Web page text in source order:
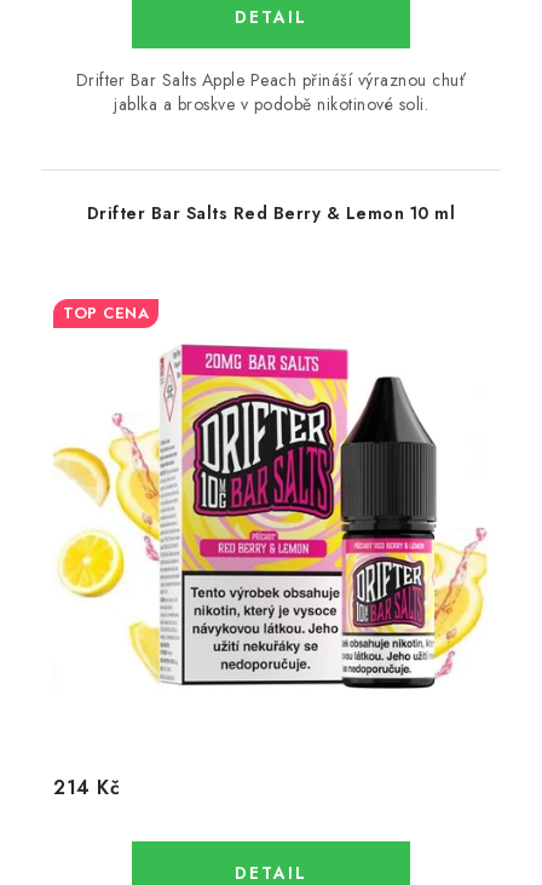
Drifter Bar Salts Apple Peach přináší výraznou chuť
jablka a broskve v podobě nikotinové soli.
Drifter Bar Salts Red Berry & Lemon 10 ml
TOP CENA
214 Kč